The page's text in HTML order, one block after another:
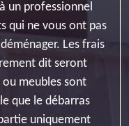
un professionnel
qui ne vous ont pas
Les frais
dit seront
ou meubles sont
que le débarras
uniquement